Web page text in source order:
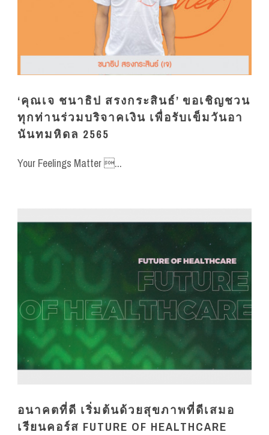
‘คุณเจ ชนาธิป สรงกระสินธ์’ ขอเชิญชวน
ทุกท่านร่วมบริจาคเงิน เพื่อรับเข็มวันอา
นันทมหิดล 2565
Your Feelings Matter ...
อนาคตที่ดี เริ่มต้นด้วยสุขภาพที่ดีเสมอ
เรียนคอร์ส FUTURE OF HEALTHCARE